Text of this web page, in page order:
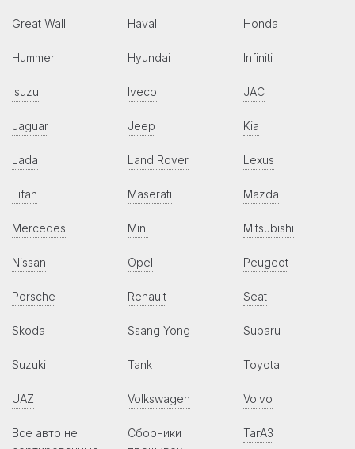
Great Wall Haval Honda
Hummer Hyundai Infiniti
Isuzu Iveco JAC
Jaguar Jeep Kia
Lada Land Rover Lexus
Lifan Maserati Mazda
Mercedes Mini Mitsubishi
Nissan Opel Peugeot
Porsche Renault Seat
Skoda Ssang Yong Subaru
Suzuki Tank Toyota
UAZ Volkswagen Volvo
Все авто не
Сборники
ТагАЗ